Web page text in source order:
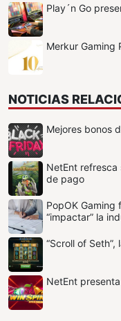
Play´n Go
Merkur Gaming
NOTICIAS
Mejores bonos
NetEnt refresca
de pago
PopOK Gaming
“impactar” la
“Scroll of
NetEnt